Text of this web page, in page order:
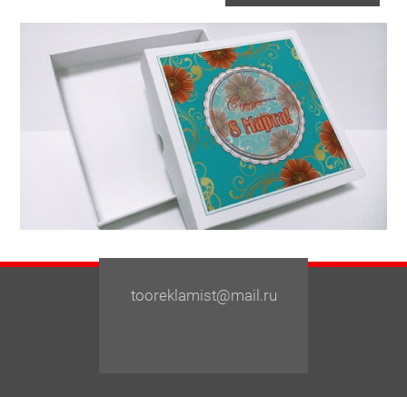
tooreklamist@mail.ru